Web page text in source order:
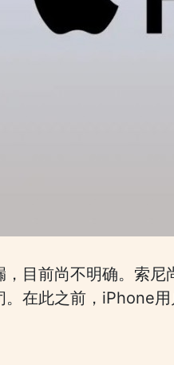
目前尚不明确。索
在此之前，iPhone